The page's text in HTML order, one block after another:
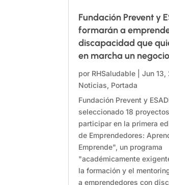
Fundación Prevent y
formarán a
discapacidad que
en marcha un negocio
por RHSaludable |Jun 13,
Noticias, Portada
Fundación Prevent y
seleccionado 18
participar en la primera
de Emprendedores:
Emprende", un programa
"académicamente
la formación y el
a emprendedores con